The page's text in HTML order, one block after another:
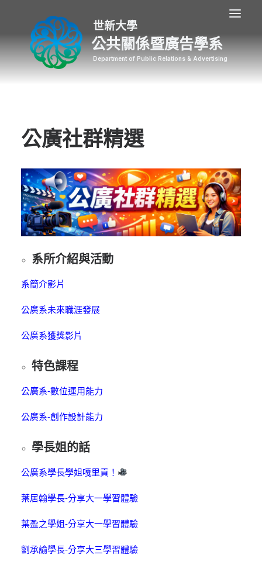
公共關係暨廣告學系
公廣社群精選
系所介紹與活動
系簡介影片
公廣系未來職涯發展
公廣系獲獎影片
特色課程
公廣系-數位運用能力
公廣系-創作設計能力
學長姐的話
公廣系學長學姐嘎里貢！
葉居翰學長-分享大一學習體驗
葉盈之學姐-分享大一學習體驗
劉承諭學長-分享大三學習體驗